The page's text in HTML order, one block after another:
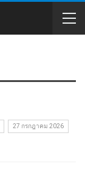
27 กรกฎาคม 2026